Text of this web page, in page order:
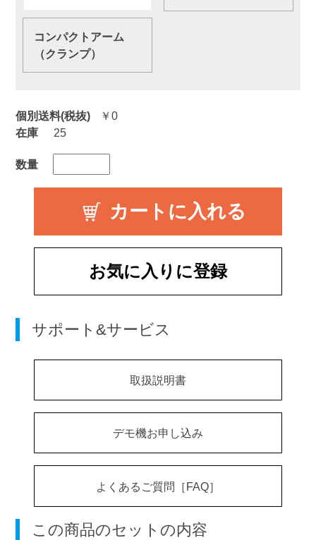
個別送料(税抜) ￥0
コンパクトアーム
（クランプ）
在庫 25
数量
お気に入りに登録
サポート&サービス
取扱説明書
デモ機お申し込み
よくあるご質問［FAQ］
この商品のセットの内容